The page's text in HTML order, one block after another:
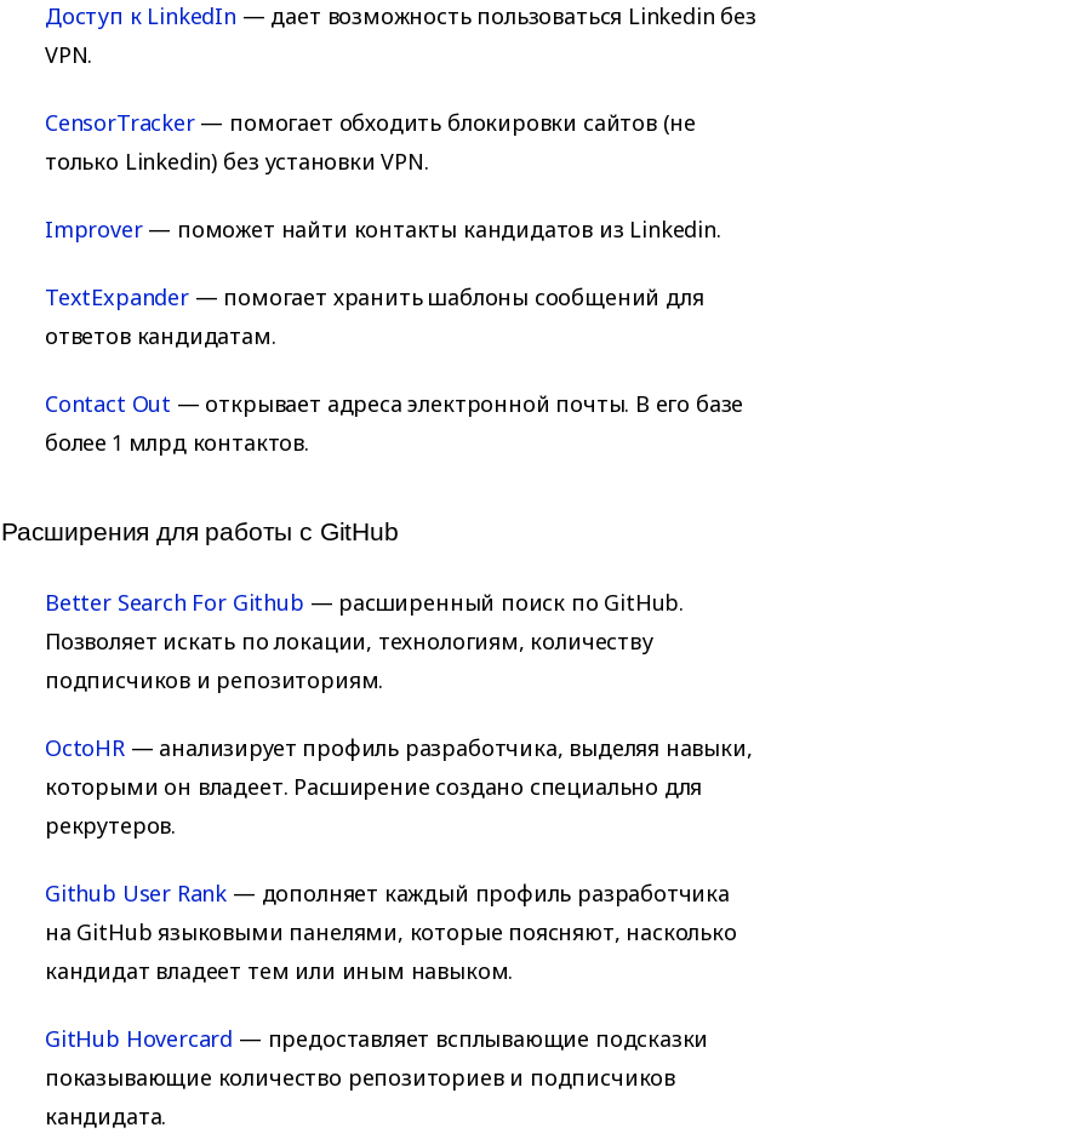
Доступ к LinkedIn — дает возможность пользоваться Linkedin без
VPN.
CensorTracker — помогает обходить блокировки сайтов (не
только Linkedin) без установки VPN.
Improver — поможет найти контакты кандидатов из Linkedin.
TextExpander — помогает хранить шаблоны сообщений для
ответов кандидатам.
Contact Out — открывает адреса электронной почты. В его базе
более 1 млрд контактов.
Расширения для работы с GitHub
Better Search For Github — расширенный поиск по GitHub.
Позволяет искать по локации, технологиям, количеству
подписчиков и репозиториям.
OctoHR— анализирует профиль разработчика, выделяя навыки,
которыми он владеет. Расширение создано специально для
рекрутеров.
Github User Rank — дополняет каждый профиль разработчика
на GitHub языковыми панелями, которые поясняют, насколько
кандидат владеет тем или иным навыком.
GitHub Hovercard — предоставляет всплывающие подсказки
показывающие количество репозиториев и подписчиков
кандидата.